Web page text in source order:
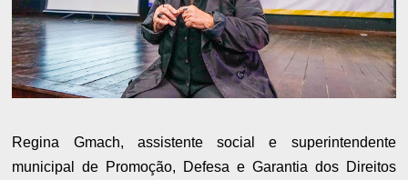
Regina Gmach, assistente social e superintendente
municipal de Promoção, Defesa e Garantia dos Direitos